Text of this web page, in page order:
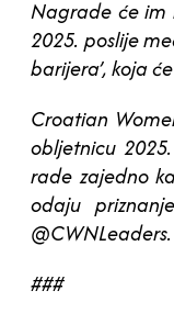
Nagrade će im
2025. poslije
barijera’, koja
Croatian
obljetnicu
rade zajedno
odaju
@CWNLeaders.
###